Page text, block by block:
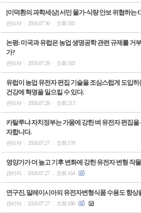
[이덕환의 과학세상] 서민 물가·식량 안보 위협하는
관리자 2026.07.30 조회 185
논평: 미국과 유럽은 농업 생명공학 관련 규제를 거
가?
관리자 2026.07.29 조회 183
유럽이 농업 유전자 편집 기술을 조심스럽게 도입
건강에 혁명을 일으킬 수 있다.
관리자 2026.07.29 조회 213
카탈루냐 자치정부는 가뭄에 강한 벼 유전자 편집
자합니다.
관리자 2026.07.27 조회 170
영양가가 더 높고 기후 변화에 강한 유전자 변형 작
관리자 2026.07.27 조회 164
연구진, 말레이시아의 유전자변형식품 수용도 향상
관리자 2026.07.27 조회 180